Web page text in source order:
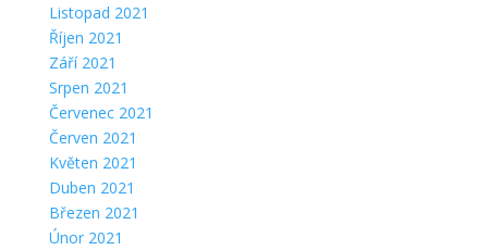
Listopad 2021
Říjen 2021
Září 2021
Srpen 2021
Červenec 2021
Červen 2021
Květen 2021
Duben 2021
Březen 2021
Únor 2021